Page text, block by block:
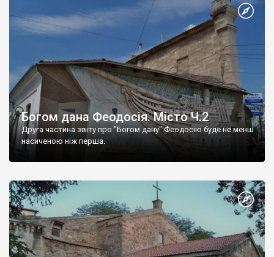
Богом дана Феодосія. Місто Ч.2
Друга частина звіту про "Богом дану" Феодосію буде не менш
насиченою ніж перша.